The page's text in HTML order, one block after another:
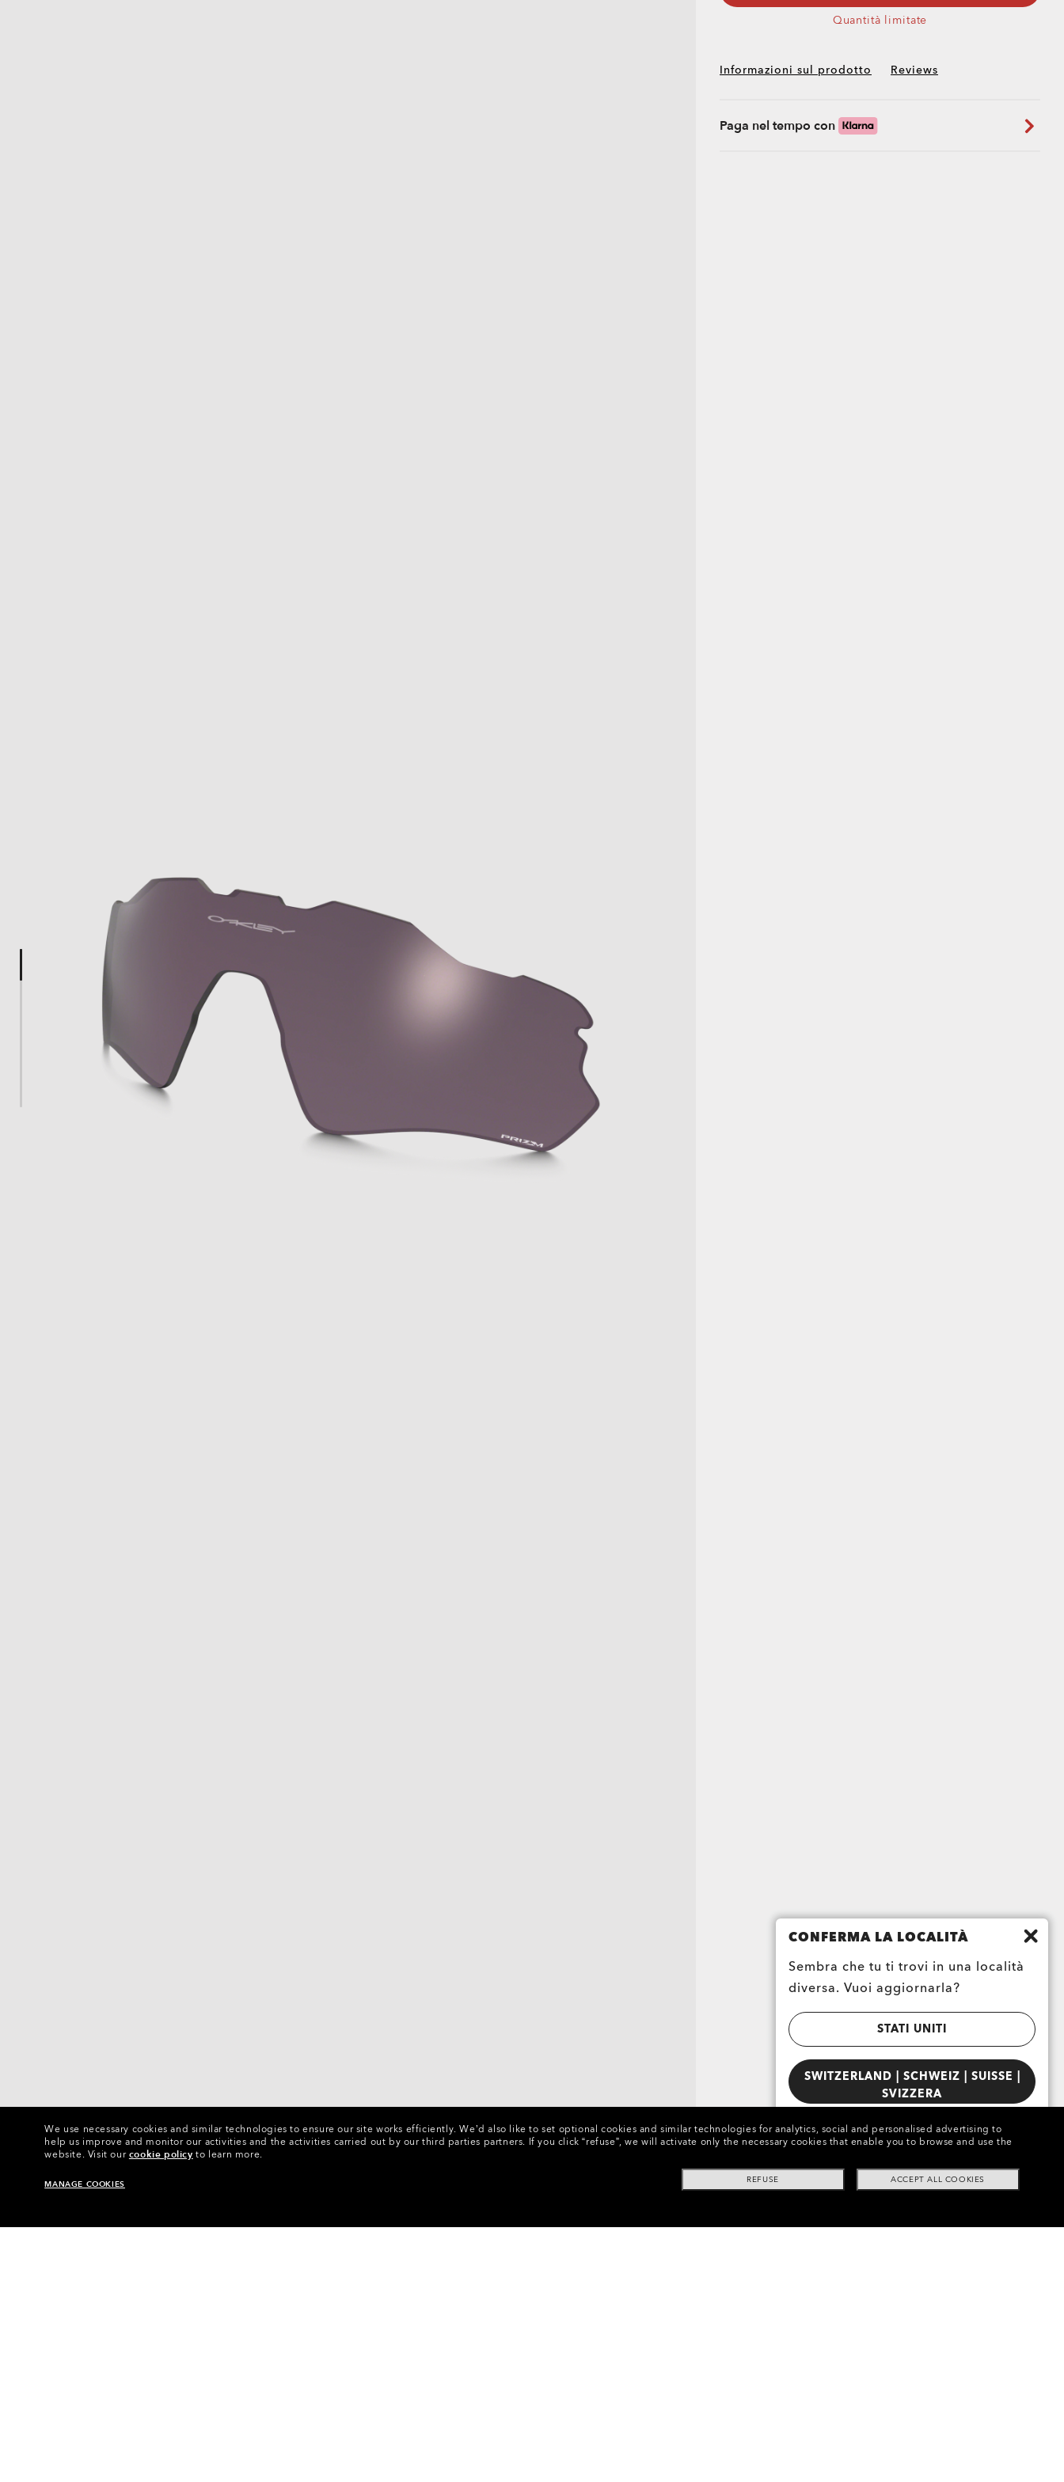
Quantità limitate
Informazioni sul prodotto Reviews
Paga nel tempo con
CONFERMA LA LOCALITÀ
Sembra che tu ti trovi in una località
diversa. Vuoi aggiornarla?
STATI UNITI
SWITZERLAND | SCHWEIZ | SUISSE |
SVIZZERA
We use necessary cookies and similar technologies to ensure our site works efficiently. We’d also like to set optional cookies and similar technologies for analytics, social and personalised advertising to
help us improve and monitor our activities and the activities carried out by our third parties partners. If you click “refuse”, we will activate only the necessary cookies that enable you to browse and use the
website. Visit ourcookie policy to learn more.
ACCEPT ALL COOKIES
REFUSE
MANAGE COOKIES